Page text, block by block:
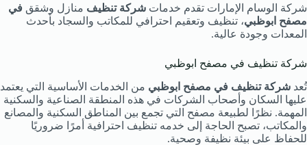
شركة الوسام الإمارات تقدم خدمات شركة تنظيف منازل وشقق في
مصفح ابوظبي، تنظيف وتعقيم احترافي للمكاتب والسجاد بأحدث
المعدات وجودة عالية.
شركة تنظيف في مصفح ابوظبي
تُعد شركة تنظيف في مصفح ابوظبي من الخدمات الأساسية التي يعتمد
عليها السكان وأصحاب الشركات في هذه المنطقة الصناعية والسكنية
المهمة. نظرًا لطبيعة مصفح التي تجمع بين المناطق السكنية والمصانع
والمكاتب، تصبح الحاجة إلى خدمه تنظيف احترافية أمرًا ضروريًا
للحفاظ على بيئة نظيفة وصحية.